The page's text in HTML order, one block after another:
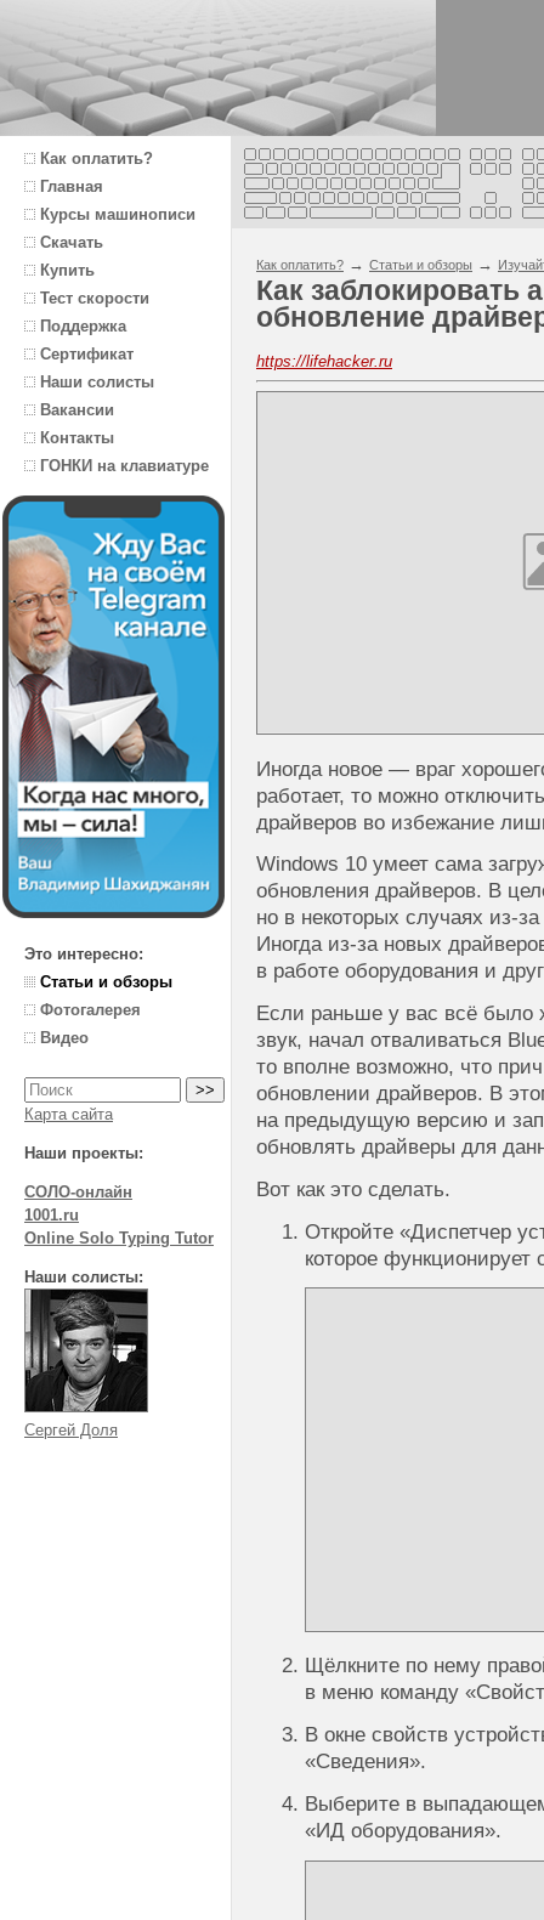
Как оплатить?
Главная
Курсы машинописи
Скачать
Купить
Тест скорости
Поддержка
Сертификат
Наши солисты
Вакансии
Контакты
ГОНКИ на клавиатуре
Это интересно:
Статьи и обзоры
Фотогалерея
Видео
Карта сайта
Наши проекты:
СОЛО-онлайн
1001.ru
Online Solo Typing Tutor
Наши солисты:
Сергей Доля
Как оплатить? → Статьи и обзоры →
Как заблокировать
обновление
https://lifehacker.ru
Иногда новое — враг
работает, то можно
драйверов во избежание
Windows 10 умеет сама
обновления драйверов. В
но в некоторых случаях из-
Иногда из-за новых
в работе оборудования и
Если раньше у вас всё было
звук, начал отваливаться
то вполне возможно, что
обновлении драйверов. В
на предыдущую версию и
обновлять драйверы для
Вот как это сделать.
Откройте «Диспетчер
которое
Щёлкните по нему
в меню команду
В окне свойств
«Сведения».
Выберите в
«ИД оборудования».